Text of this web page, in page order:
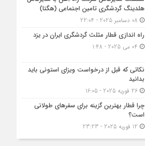
هلدینگ گردشگری تامین اجتماعی (هگتا)
راه اندازی قطار مثلث گردشگری ایران در یزد
نکاتی که قبل از درخواست ویزای استونی باید
بدانید
26 فوریه 2025 - 16:05
چرا قطار بهترین گزینه برای سفرهای طولانی
است؟